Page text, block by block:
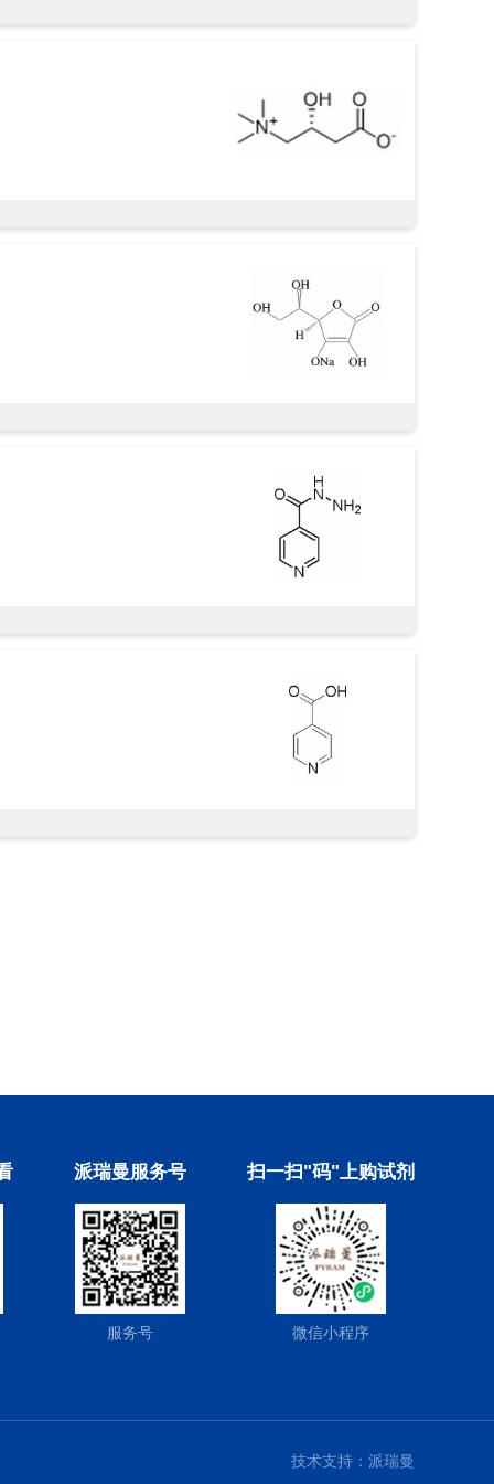
派瑞曼服务号
服务号
扫一扫"码"上购试剂
微信小程序
技术支持： 派瑞曼